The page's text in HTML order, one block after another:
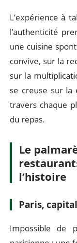
L’expérience à
l’authenticité
une cuisine
convive, sur la
sur la
se creuse sur la
travers chaque
du repas.
Le
l’histoire
Paris,
Impossible de